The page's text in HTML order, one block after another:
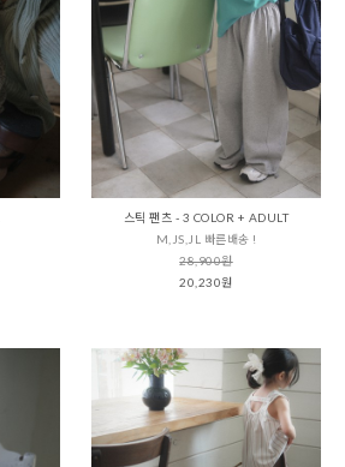
스틱 팬츠 - 3 COLOR + ADULT
M,JS,JL 빠른배송 !
28,900원
20,230원